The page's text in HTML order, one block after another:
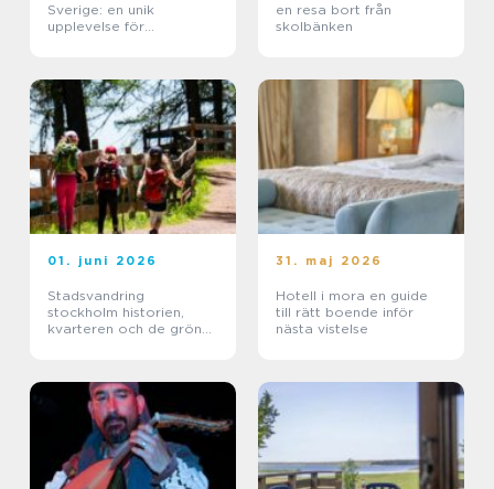
Sverige: en unik
upplevelse för
en resa bort från
skolbänken
01. juni 2026
Stadsvandring
stockholm historien,
kvarteren och de gröna
31. maj 2026
Hotell i mora en guide
till rätt boende inför
nästa vistelse